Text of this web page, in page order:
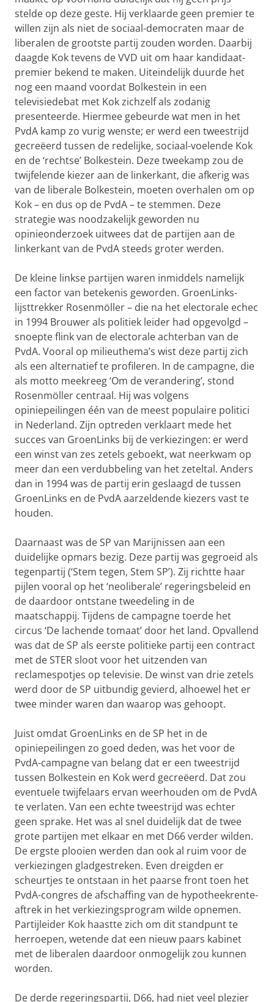
stelde op deze geste. Hij verklaarde geen premier te
willen zijn als niet de sociaal-democraten maar de
liberalen de grootste partij zouden worden. Daarbij
daagde Kok tevens de VVD uit om haar kandidaat-
premier bekend te maken. Uiteindelijk duurde het
nog een maand voordat Bolkestein in een
televisiedebat met Kok zichzelf als zodanig
presenteerde. Hiermee gebeurde wat men in het
PvdA kamp zo vurig wenste; er werd een tweestrijd
gecreëerd tussen de redelijke, sociaal-voelende Kok
en de ‘rechtse’ Bolkestein. Deze tweekamp zou de
twijfelende kiezer aan de linkerkant, die afkerig was
van de liberale Bolkestein, moeten overhalen om op
Kok – en dus op de PvdA – te stemmen. Deze
strategie was noodzakelijk geworden nu
opinieonderzoek uitwees dat de partijen aan de
linkerkant van de PvdA steeds groter werden.
De kleine linkse partijen waren inmiddels namelijk
een factor van betekenis geworden. GroenLinks-
lijsttrekker Rosenmöller – die na het electorale echec
in 1994 Brouwer als politiek leider had opgevolgd –
snoepte flink van de electorale achterban van de
PvdA. Vooral op milieuthema’s wist deze partij zich
als een alternatief te profileren. In de campagne, die
als motto meekreeg ‘Om de verandering’, stond
Rosenmöller centraal. Hij was volgens
opiniepeilingen één van de meest populaire politici
in Nederland. Zijn optreden verklaart mede het
succes van GroenLinks bij de verkiezingen: er werd
een winst van zes zetels geboekt, wat neerkwam op
meer dan een verdubbeling van het zeteltal. Anders
dan in 1994 was de partij erin geslaagd de tussen
GroenLinks en de PvdA aarzeldende kiezers vast te
houden.
Daarnaast was de SP van Marijnissen aan een
duidelijke opmars bezig. Deze partij was gegroeid als
tegenpartij (‘Stem tegen, Stem SP’). Zij richtte haar
pijlen vooral op het ‘neoliberale’ regeringsbeleid en
de daardoor ontstane tweedeling in de
maatschappij. Tijdens de campagne toerde het
circus ‘De lachende tomaat’ door het land. Opvallend
was dat de SP als eerste politieke partij een contract
met de STER sloot voor het uitzenden van
reclamespotjes op televisie. De winst van drie zetels
werd door de SP uitbundig gevierd, alhoewel het er
twee minder waren dan waarop was gehoopt.
Juist omdat GroenLinks en de SP het in de
opiniepeilingen zo goed deden, was het voor de
PvdA-campagne van belang dat er een tweestrijd
tussen Bolkestein en Kok werd gecreëerd. Dat zou
eventuele twijfelaars ervan weerhouden om de PvdA
te verlaten. Van een echte tweestrijd was echter
geen sprake. Het was al snel duidelijk dat de twee
grote partijen met elkaar en met D66 verder wilden.
De ergste plooien werden dan ook al ruim voor de
verkiezingen gladgestreken. Even dreigden er
scheurtjes te ontstaan in het paarse front toen het
PvdA-congres de afschaffing van de hypotheekrente-
aftrek in het verkiezingsprogram wilde opnemen.
Partijleider Kok haastte zich om dit standpunt te
herroepen, wetende dat een nieuw paars kabinet
met de liberalen daardoor onmogelijk zou kunnen
worden.
De derde regeringspartij, D66, had niet veel plezier